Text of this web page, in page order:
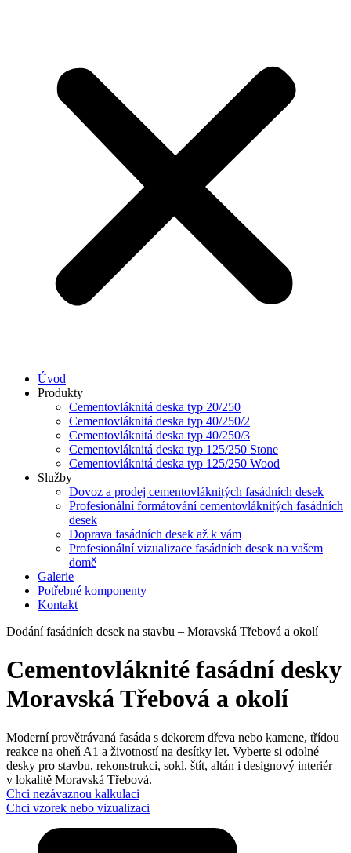
Úvod
Produkty
Cementovláknitá deska typ 20/250
Cementovláknitá deska typ 40/250/2
Cementovláknitá deska typ 40/250/3
Cementovláknitá deska typ 125/250 Stone
Cementovláknitá deska typ 125/250 Wood
Služby
Dovoz a prodej cementovláknitých fasádních desek
Profesionální formátování cementovláknitých fasádních
desek
Doprava fasádních desek až k vám
Profesionální vizualizace fasádních desek na vašem
domě
Galerie
Potřebné komponenty
Kontakt
Dodání fasádních desek na stavbu – Moravská Třebová a okolí
Cementovláknité fasádní desky
Moravská Třebová a okolí
Moderní provětrávaná fasáda s dekorem dřeva nebo kamene, třídou
reakce na oheň A1 a životností na desítky let. Vyberte si odolné
desky pro stavbu, rekonstrukci, sokl, štít, altán i designový interiér
v lokalitě Moravská Třebová.
Chci nezávaznou kalkulaci
Chci vzorek nebo vizualizaci